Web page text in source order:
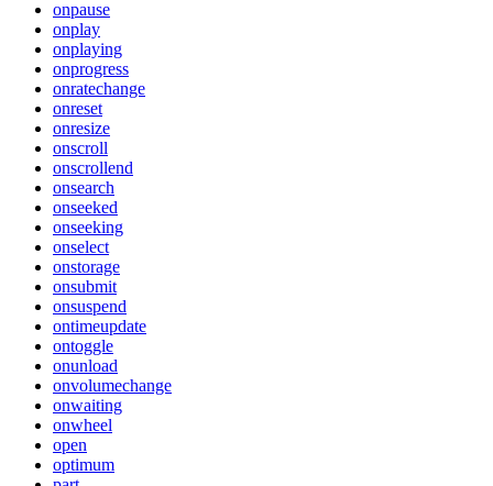
onpause
onplay
onplaying
onprogress
onratechange
onreset
onresize
onscroll
onscrollend
onsearch
onseeked
onseeking
onselect
onstorage
onsubmit
onsuspend
ontimeupdate
ontoggle
onunload
onvolumechange
onwaiting
onwheel
open
optimum